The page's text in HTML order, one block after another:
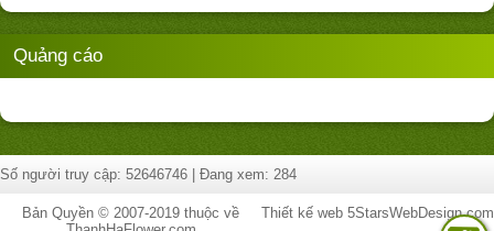
Quảng cáo
Số người truy cập: 52646746 | Đang xem: 284
Thiết kế web 5StarsWebDesign.com
Bản Quyền © 2007-2019 thuộc về